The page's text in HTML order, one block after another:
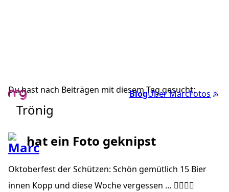
BlogÜber MarcFotos
Du hast nach Beiträgen mit diesem Tag gesucht:
Trönig
hat ein Foto geknipst
Oktoberfest der Schützen: Schön gemütlich 15 Bier
innen Kopp und diese Woche vergessen … ✌🏼🍻🥨